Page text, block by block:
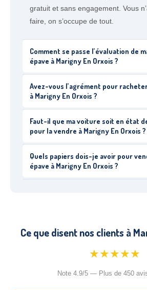
gratuit et sans engagement. Vous
faire, on s’occupe de tout.
Comment se passe l’évaluation de
épave à Marigny En Orxois ?
Avez-vous l’agrément pour
à Marigny En Orxois ?
Faut-il que ma voiture soit en état
pour la vendre à Marigny En Orxois ?
Quels papiers dois-je avoir pour
épave à Marigny En Orxois ?
Ce que disent nos clients à
★★★★★
Note 4.9/5 — Plus de 450